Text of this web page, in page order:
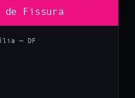
de Fissura
— DF